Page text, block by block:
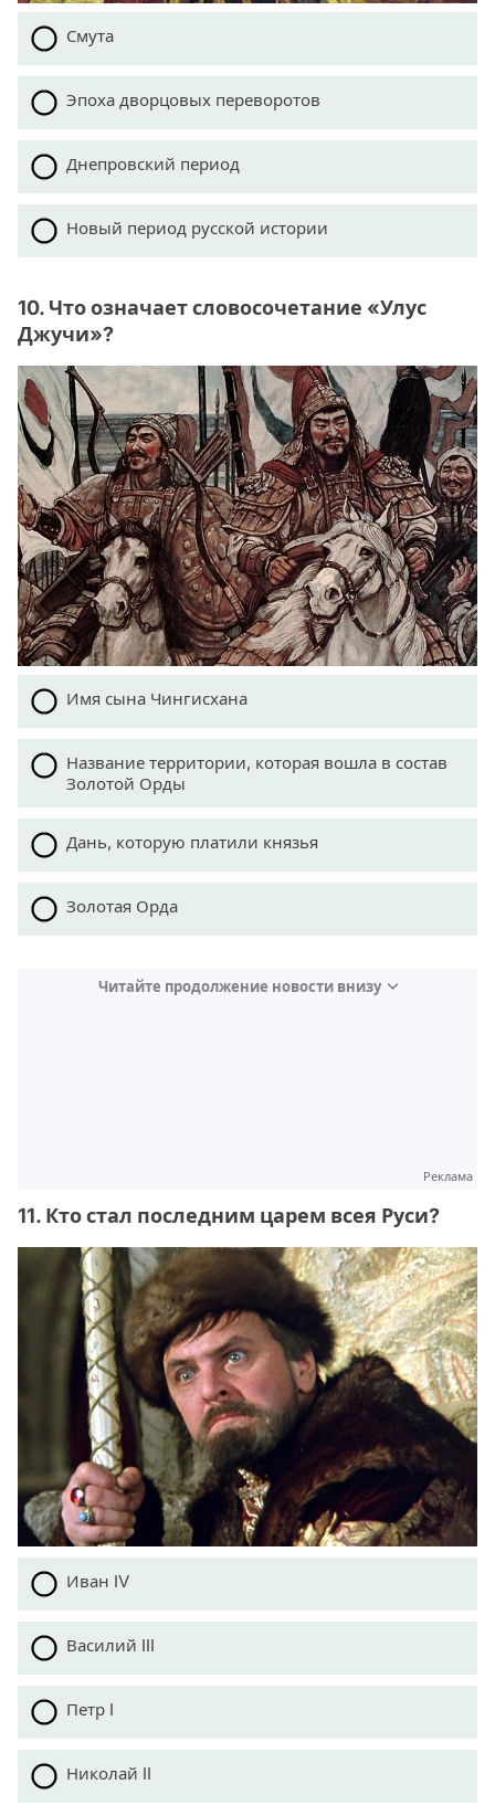
Смута
Эпоха дворцовых переворотов
Днепровский период
Новый период русской истории
10. Что означает словосочетание «Улус
Джучи»?
Имя сына Чингисхана
Название территории, которая вошла в состав
Золотой Орды
Дань, которую платили князья
Золотая Орда
Читайте продолжение новости внизу
Реклама
11. Кто стал последним царем всея Руси?
Иван IV
Василий III
Петр I
Николай II